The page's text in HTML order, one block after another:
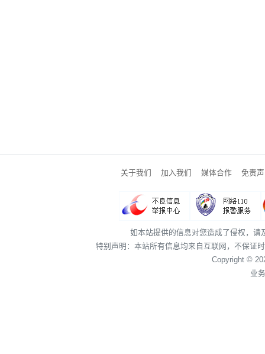
关于我们 加入我们 媒体合作 免责
如本站提供的信息对您造成了侵权，
特别声明：本站所有信息均来自互联网，不保证
Copyright ©
业